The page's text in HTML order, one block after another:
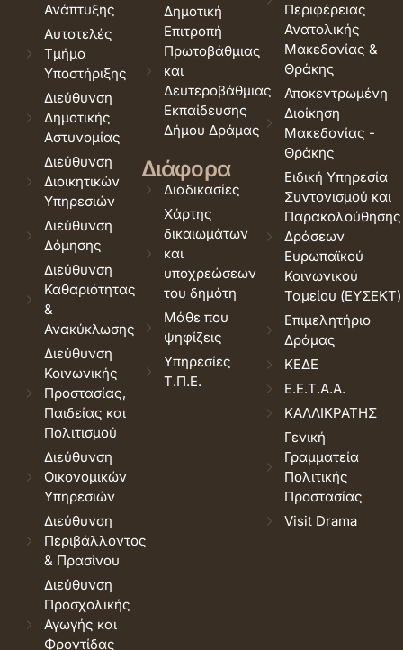
Ανάπτυξης
Αυτοτελές
Τμήμα
Υποστήριξης
Διεύθυνση
Δημοτικής
Αστυνομίας
Διεύθυνση
Διοικητικών
Υπηρεσιών
Διεύθυνση
Δόμησης
Διεύθυνση
Καθαριότητας
&
Ανακύκλωσης
Διεύθυνση
Κοινωνικής
Προστασίας,
Παιδείας και
Πολιτισμού
Διεύθυνση
Οικονομικών
Υπηρεσιών
Διεύθυνση
Περιβάλλοντος
& Πρασίνου
Διεύθυνση
Προσχολικής
Αγωγής και
Φροντίδας
Δημοτική
Επιτροπή
Πρωτοβάθμιας
και
Δευτεροβάθμιας
Εκπαίδευσης
Δήμου Δράμας
Διάφορα
Διαδικασίες
Χάρτης
δικαιωμάτων
και
υποχρεώσεων
του δημότη
Μάθε που
ψηφίζεις
Υπηρεσίες
Τ.Π.Ε.
Περιφέρειας
Ανατολικής
Μακεδονίας &
Θράκης
Αποκεντρωμένη
Διοίκηση
Μακεδονίας -
Θράκης
Ειδική Υπηρεσία
Συντονισμού και
Παρακολούθησης
Δράσεων
Ευρωπαϊκού
Κοινωνικού
Ταμείου (ΕΥΣΕΚΤ)
Επιμελητήριο
Δράμας
ΚΕΔΕ
Ε.Ε.Τ.Α.Α.
ΚΑΛΛΙΚΡΑΤΗΣ
Γενική
Γραμματεία
Πολιτικής
Προστασίας
Visit Drama